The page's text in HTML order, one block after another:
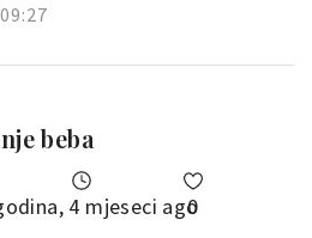
beba
4 mjeseci ago
0